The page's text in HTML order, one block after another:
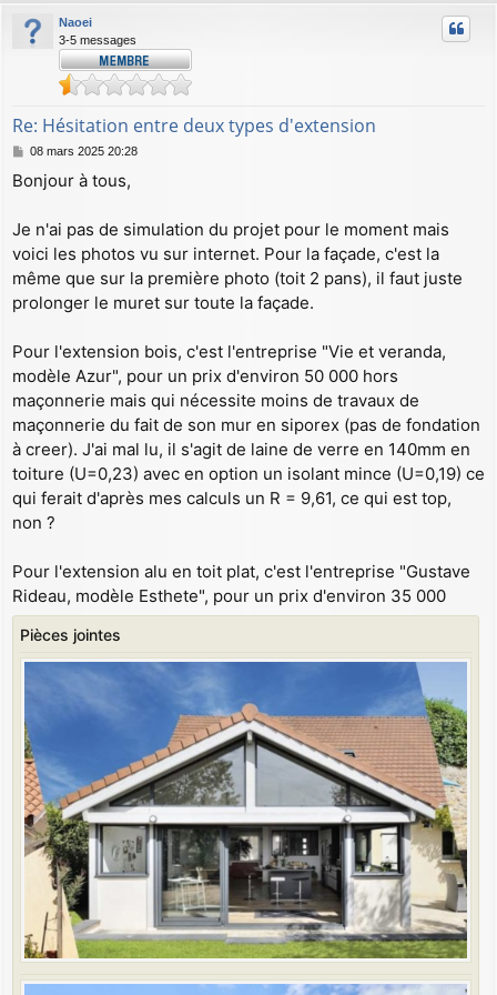
u
Naoei
3-5 messages
Re: Hésitation entre deux types d'extension
M
s
g
e
08 mars 2025 20:28
Bonjour à tous,
Je n'ai pas de simulation du projet pour le moment mais
voici les photos vu sur internet. Pour la façade, c'est la
même que sur la première photo (toit 2 pans), il faut juste
prolonger le muret sur toute la façade.
Pour l'extension bois, c'est l'entreprise "Vie et veranda,
modèle Azur", pour un prix d'environ 50 000 hors
maçonnerie mais qui nécessite moins de travaux de
maçonnerie du fait de son mur en siporex (pas de fondation
à creer). J'ai mal lu, il s'agit de laine de verre en 140mm en
toiture (U=0,23) avec en option un isolant mince (U=0,19) ce
qui ferait d'après mes calculs un R = 9,61, ce qui est top,
non ?
Pour l'extension alu en toit plat, c'est l'entreprise "Gustave
Rideau, modèle Esthete", pour un prix d'environ 35 000
Pièces jointes